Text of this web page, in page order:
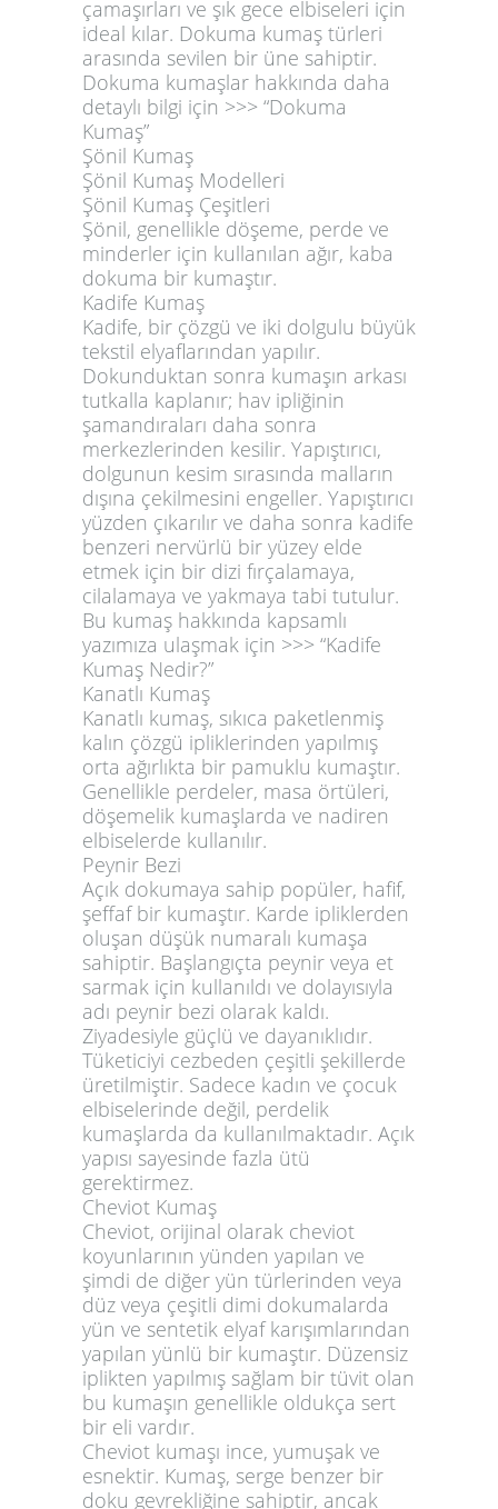
çamaşırları ve şık gece elbiseleri için
ideal kılar. Dokuma kumaş türleri
arasında sevilen bir üne sahiptir.
Dokuma kumaşlar hakkında daha
detaylı bilgi için >>> “Dokuma
Kumaş”
Şönil Kumaş
Şönil Kumaş Modelleri
Şönil Kumaş Çeşitleri
Şönil, genellikle döşeme, perde ve
minderler için kullanılan ağır, kaba
dokuma bir kumaştır.
Kadife Kumaş
Kadife, bir çözgü ve iki dolgulu büyük
tekstil elyaflarından yapılır.
Dokunduktan sonra kumaşın arkası
tutkalla kaplanır; hav ipliğinin
şamandıraları daha sonra
merkezlerinden kesilir. Yapıştırıcı,
dolgunun kesim sırasında malların
dışına çekilmesini engeller. Yapıştırıcı
yüzden çıkarılır ve daha sonra kadife
benzeri nervürlü bir yüzey elde
etmek için bir dizi fırçalamaya,
cilalamaya ve yakmaya tabi tutulur.
Bu kumaş hakkında kapsamlı
yazımıza ulaşmak için >>> “Kadife
Kumaş Nedir?”
Kanatlı Kumaş
Kanatlı kumaş, sıkıca paketlenmiş
kalın çözgü ipliklerinden yapılmış
orta ağırlıkta bir pamuklu kumaştır.
Genellikle perdeler, masa örtüleri,
döşemelik kumaşlarda ve nadiren
elbiselerde kullanılır.
Peynir Bezi
Açık dokumaya sahip popüler, hafif,
şeffaf bir kumaştır. Karde ipliklerden
oluşan düşük numaralı kumaşa
sahiptir. Başlangıçta peynir veya et
sarmak için kullanıldı ve dolayısıyla
adı peynir bezi olarak kaldı.
Ziyadesiyle güçlü ve dayanıklıdır.
Tüketiciyi cezbeden çeşitli şekillerde
üretilmiştir. Sadece kadın ve çocuk
elbiselerinde değil, perdelik
kumaşlarda da kullanılmaktadır. Açık
yapısı sayesinde fazla ütü
gerektirmez.
Cheviot Kumaş
Cheviot, orijinal olarak cheviot
koyunlarının yünden yapılan ve
şimdi de diğer yün türlerinden veya
düz veya çeşitli dimi dokumalarda
yün ve sentetik elyaf karışımlarından
yapılan yünlü bir kumaştır. Düzensiz
iplikten yapılmış sağlam bir tüvit olan
bu kumaşın genellikle oldukça sert
bir eli vardır.
Cheviot kumaşı ince, yumuşak ve
esnektir. Kumaş, serge benzer bir
doku gevrekliğine sahiptir, ancak